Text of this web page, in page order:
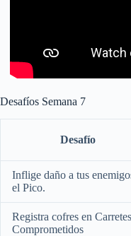
Desafíos Semana 7
Desafío
Inflige daño a tus
el Pico.
Registra cofres en Carretes
Comprometidos